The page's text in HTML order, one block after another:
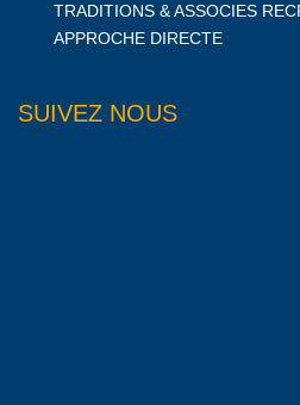
TRADITIONS & ASSOCIES
APPROCHE DIRECTE
SUIVEZ NOUS